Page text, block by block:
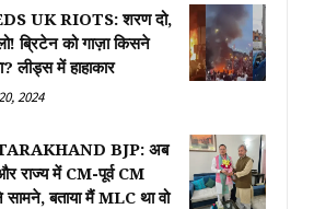
UK RIOTS: शरण दो,
ब्रिटेन को गाज़ा किसने
लीड्स में हाहाकार
2024
BJP: अब
राज्य में CM-पूर्व CM
बताया मैं MLC था वो